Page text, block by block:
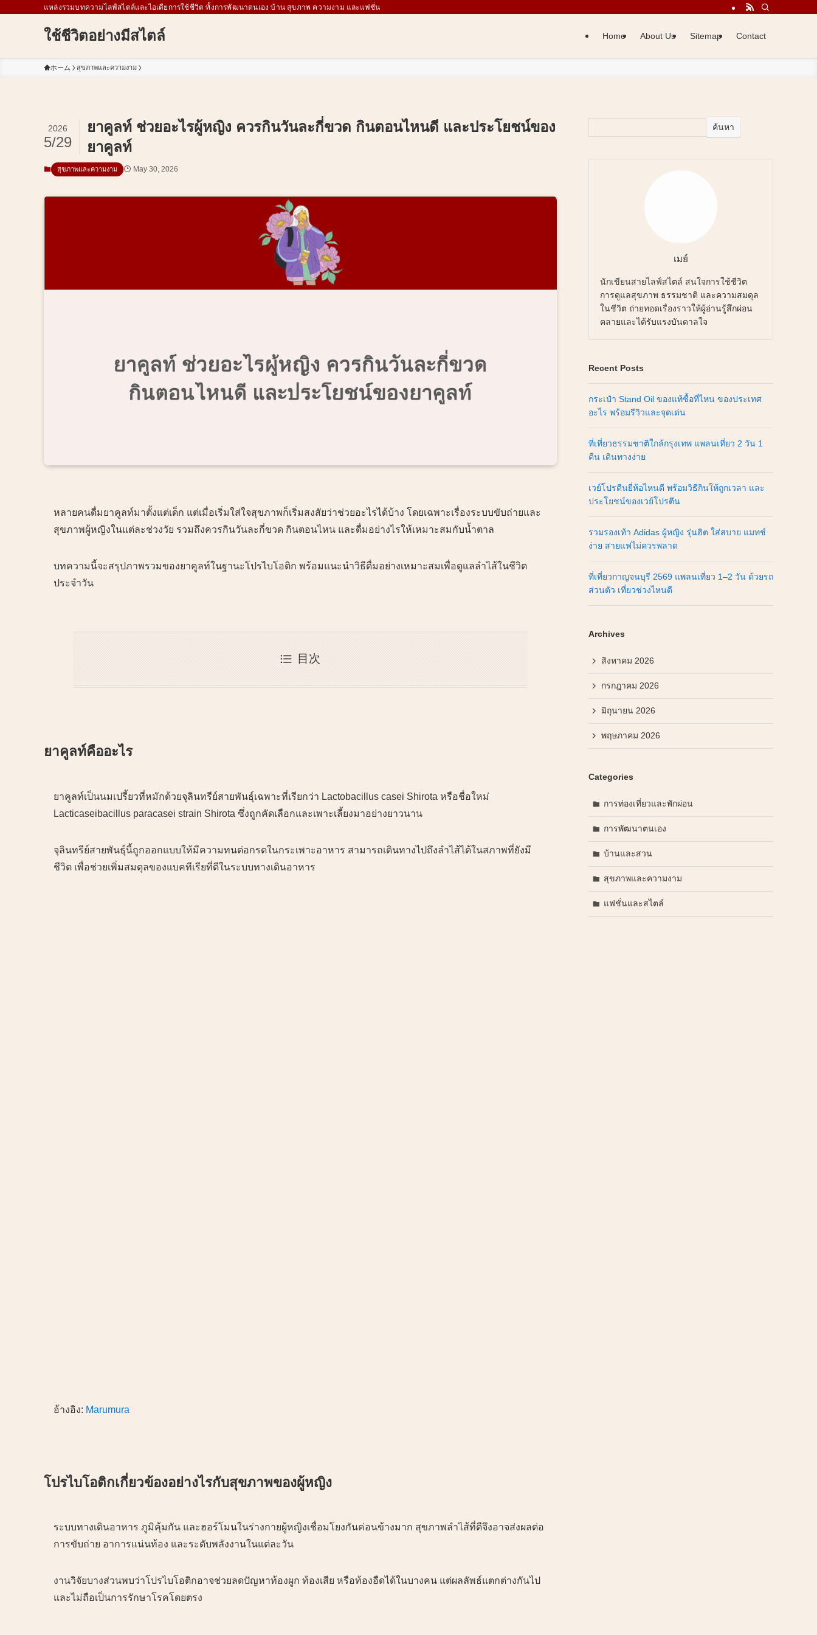
แหล่งรวมบทความไลฟ์สไตล์และไอเดียการใช้ชีวิต ทั้งการพัฒนาตนเอง บ้าน สุขภาพ ความงาม และแฟชั่น
ใช้ชีวิตอย่างมีสไตล์ Home About Us Sitemap Contact
ホーム สุขภาพและความงาม
ยาคูลท์ ช่วยอะไรผู้หญิง ควรกินวันละกี่ขวด กินตอนไหนดี และประโยชน์ของ
ยาคูลท์
2026
5/29
สุขภาพและความงาม May 30, 2026
หลายคนดื่มยาคูลท์มาตั้งแต่เด็ก แต่เมื่อเริ่มใส่ใจสุขภาพก็เริ่มสงสัยว่าช่วยอะไรได้บ้าง โดยเฉพาะเรื่องระบบขับถ่ายและ
สุขภาพผู้หญิงในแต่ละช่วงวัย รวมถึงควรกินวันละกี่ขวด กินตอนไหน และดื่มอย่างไรให้เหมาะสมกับน้ำตาล
บทความนี้จะสรุปภาพรวมของยาคูลท์ในฐานะโปรไบโอติก พร้อมแนะนำวิธีดื่มอย่างเหมาะสมเพื่อดูแลลำไส้ในชีวิต
ประจำวัน
目次
ยาคูลท์คืออะไร
ยาคูลท์เป็นนมเปรี้ยวที่หมักด้วยจุลินทรีย์สายพันธุ์เฉพาะที่เรียกว่า Lactobacillus casei Shirota หรือชื่อใหม่
Lacticaseibacillus paracasei strain Shirota ซึ่งถูกคัดเลือกและเพาะเลี้ยงมาอย่างยาวนาน
จุลินทรีย์สายพันธุ์นี้ถูกออกแบบให้มีความทนต่อกรดในกระเพาะอาหาร สามารถเดินทางไปถึงลำไส้ได้ในสภาพที่ยังมี
ชีวิต เพื่อช่วยเพิ่มสมดุลของแบคทีเรียที่ดีในระบบทางเดินอาหาร
อ้างอิง: Marumura
โปรไบโอติกเกี่ยวข้องอย่างไรกับสุขภาพของผู้หญิง
ระบบทางเดินอาหาร ภูมิคุ้มกัน และฮอร์โมนในร่างกายผู้หญิงเชื่อมโยงกันค่อนข้างมาก สุขภาพลำไส้ที่ดีจึงอาจส่งผลต่อ
การขับถ่าย อาการแน่นท้อง และระดับพลังงานในแต่ละวัน
งานวิจัยบางส่วนพบว่าโปรไบโอติกอาจช่วยลดปัญหาท้องผูก ท้องเสีย หรือท้องอืดได้ในบางคน แต่ผลลัพธ์แตกต่างกันไป
และไม่ถือเป็นการรักษาโรคโดยตรง
ค้นหา
เมย์
นักเขียนสายไลฟ์สไตล์ สนใจการใช้ชีวิต
การดูแลสุขภาพ ธรรมชาติ และความสมดุล
ในชีวิต ถ่ายทอดเรื่องราวให้ผู้อ่านรู้สึกผ่อน
คลายและได้รับแรงบันดาลใจ
Recent Posts
กระเป๋า Stand Oil ของแท้ซื้อที่ไหน ของประเทศ
อะไร พร้อมรีวิวและจุดเด่น
ที่เที่ยวธรรมชาติใกล้กรุงเทพ แพลนเที่ยว 2 วัน 1
คืน เดินทางง่าย
เวย์โปรตีนยี่ห้อไหนดี พร้อมวิธีกินให้ถูกเวลา และ
ประโยชน์ของเวย์โปรตีน
รวมรองเท้า Adidas ผู้หญิง รุ่นฮิต ใส่สบาย แมทช์
ง่าย สายแฟไม่ควรพลาด
ที่เที่ยวกาญจนบุรี 2569 แพลนเที่ยว 1–2 วัน ด้วยรถ
ส่วนตัว เที่ยวช่วงไหนดี
Archives
สิงหาคม 2026
กรกฎาคม 2026
มิถุนายน 2026
พฤษภาคม 2026
Categories
การท่องเที่ยวและพักผ่อน
การพัฒนาตนเอง
บ้านและสวน
สุขภาพและความงาม
แฟชั่นและสไตล์